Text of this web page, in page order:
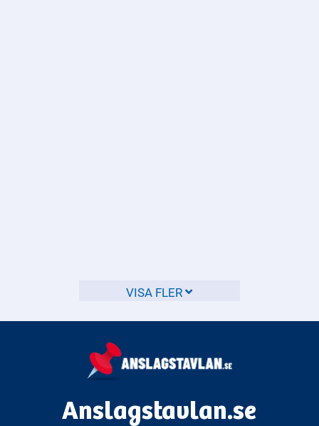
Deklarationen lämnas in elektroniskt eller på papper inom
den tid som fastställs av myndigheten. Deklarationen kan
skjuta upp deklarationen måste du respektera det
förlängda datumet. Att deklarera i tid är viktigt för att
undvika avgifter och fördröjningar i skatteåterbäringen.
VISA FLER
Anslagstavlan.se